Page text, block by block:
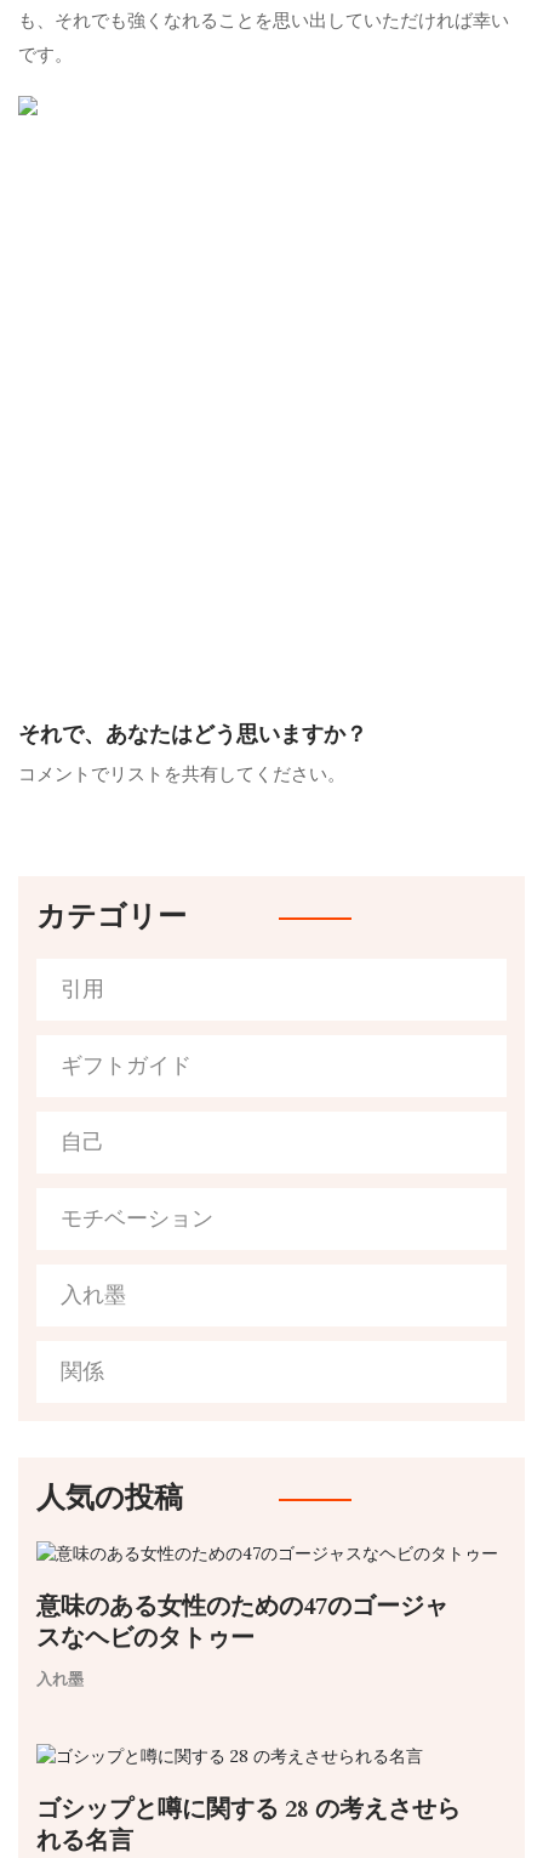
も、それでも強くなれることを思い出していただければ幸い
です。
それで、あなたはどう思いますか？
コメントでリストを共有してください。
カテゴリー
引用
ギフトガイド
自己
モチベーション
入れ墨
関係
人気の投稿
意味のある女性のための47のゴージャ
スなヘビのタトゥー
入れ墨
ゴシップと噂に関する 28 の考えさせら
れる名言